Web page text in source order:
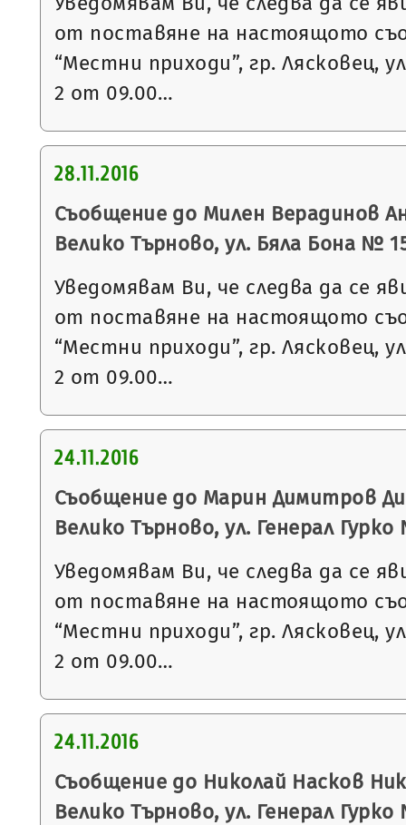
от поставяне на настоящото
“Местни приходи”, гр. Лясковец,
2 от 09.00…
28.11.2016
Съобщение до Милен Верадинов
Велико Търново, ул. Бяла Бона №
Уведомявам Ви, че следва да се
от поставяне на настоящото
“Местни приходи”, гр. Лясковец,
2 от 09.00…
24.11.2016
Съобщение до Марин Димитров
Велико Търново, ул. Генерал
Уведомявам Ви, че следва да се
от поставяне на настоящото
“Местни приходи”, гр. Лясковец,
2 от 09.00…
24.11.2016
Съобщение до Николай Насков
Велико Търново, ул. Генерал